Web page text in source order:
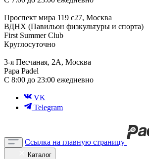
Проспект мира 119 с27, Москва
ВДНХ (Павильон физкультуры и спорта)
First Summer Club
Круглосуточно
3-я Песчаная, 2А, Москва
Papa Padel
С 8:00 до 23:00 ежедневно
VK
Telegram
Ссылка на главную страницу
Каталог